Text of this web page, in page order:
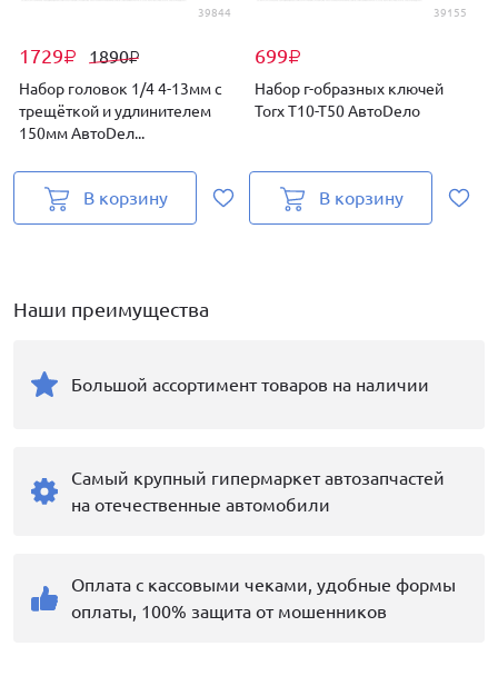
39844
1729₽ 1890₽
Набор головок 1/4 4-13мм с
трещёткой и удлинителем
150мм АвтоDел...
В корзину
39155
699₽
Набор г-образных ключей
Torx Т10-Т50 АвтоDело
В корзину
Наши преимущества
Большой ассортимент товаров на наличии
Самый крупный гипермаркет автозапчастей
на отечественные автомобили
Оплата с кассовыми чеками, удобные формы
оплаты, 100% защита от мошенников